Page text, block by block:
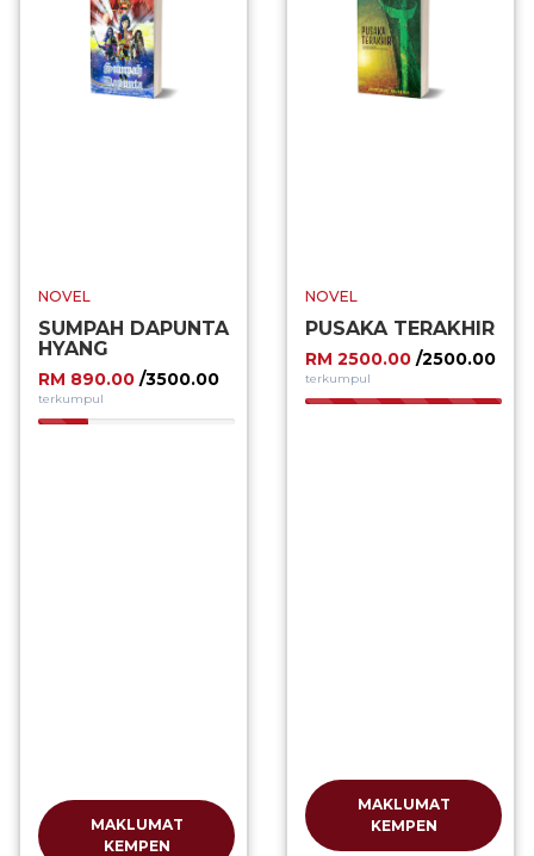
NOVEL
SUMPAH DAPUNTA
HYANG
RM 890.00 /3500.00
terkumpul
25.43%
MAKLUMAT
KEMPEN
NOVEL
PUSAKA TERAKHIR
RM 2500.00 /2500.00
terkumpul
100.00%
MAKLUMAT
KEMPEN